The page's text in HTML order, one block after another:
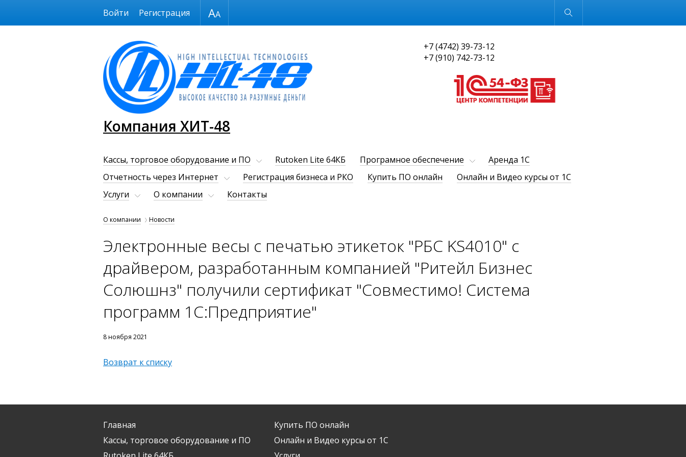
Размер шрифта Обычная версия
Компания ХИТ-48
+7 (4742) 39-73-12
+7 (910) 742-73-12
Войти Регистрация
Кассы, торговое оборудование и ПО Rutoken Lite 64КБ Програмное обеспечение
Аренда 1С
Отчетность через Интернет
Регистрация бизнеса и РКО Купить ПО онлайн
Онлайн и Видео курсы от 1С
Услуги
О компании Контакты
О компании Новости
Электронные весы с печатью этикеток "РБС KS4010" с
драйвером, разработанным компанией "Ритейл Бизнес
Солюшнз" получили сертификат "Совместимо! Система
программ 1С:Предприятие"
8 ноября 2021
Возврат к списку
Главная
Кассы, торговое оборудование и ПО
Купить ПО онлайн
Онлайн и Видео курсы от 1С